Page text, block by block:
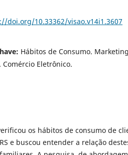
doi.org/10.33362/visao.v14i1.3607
Hábitos de Consumo.
Comércio Eletrônico.
os hábitos de consumo de
e buscou entender a relação